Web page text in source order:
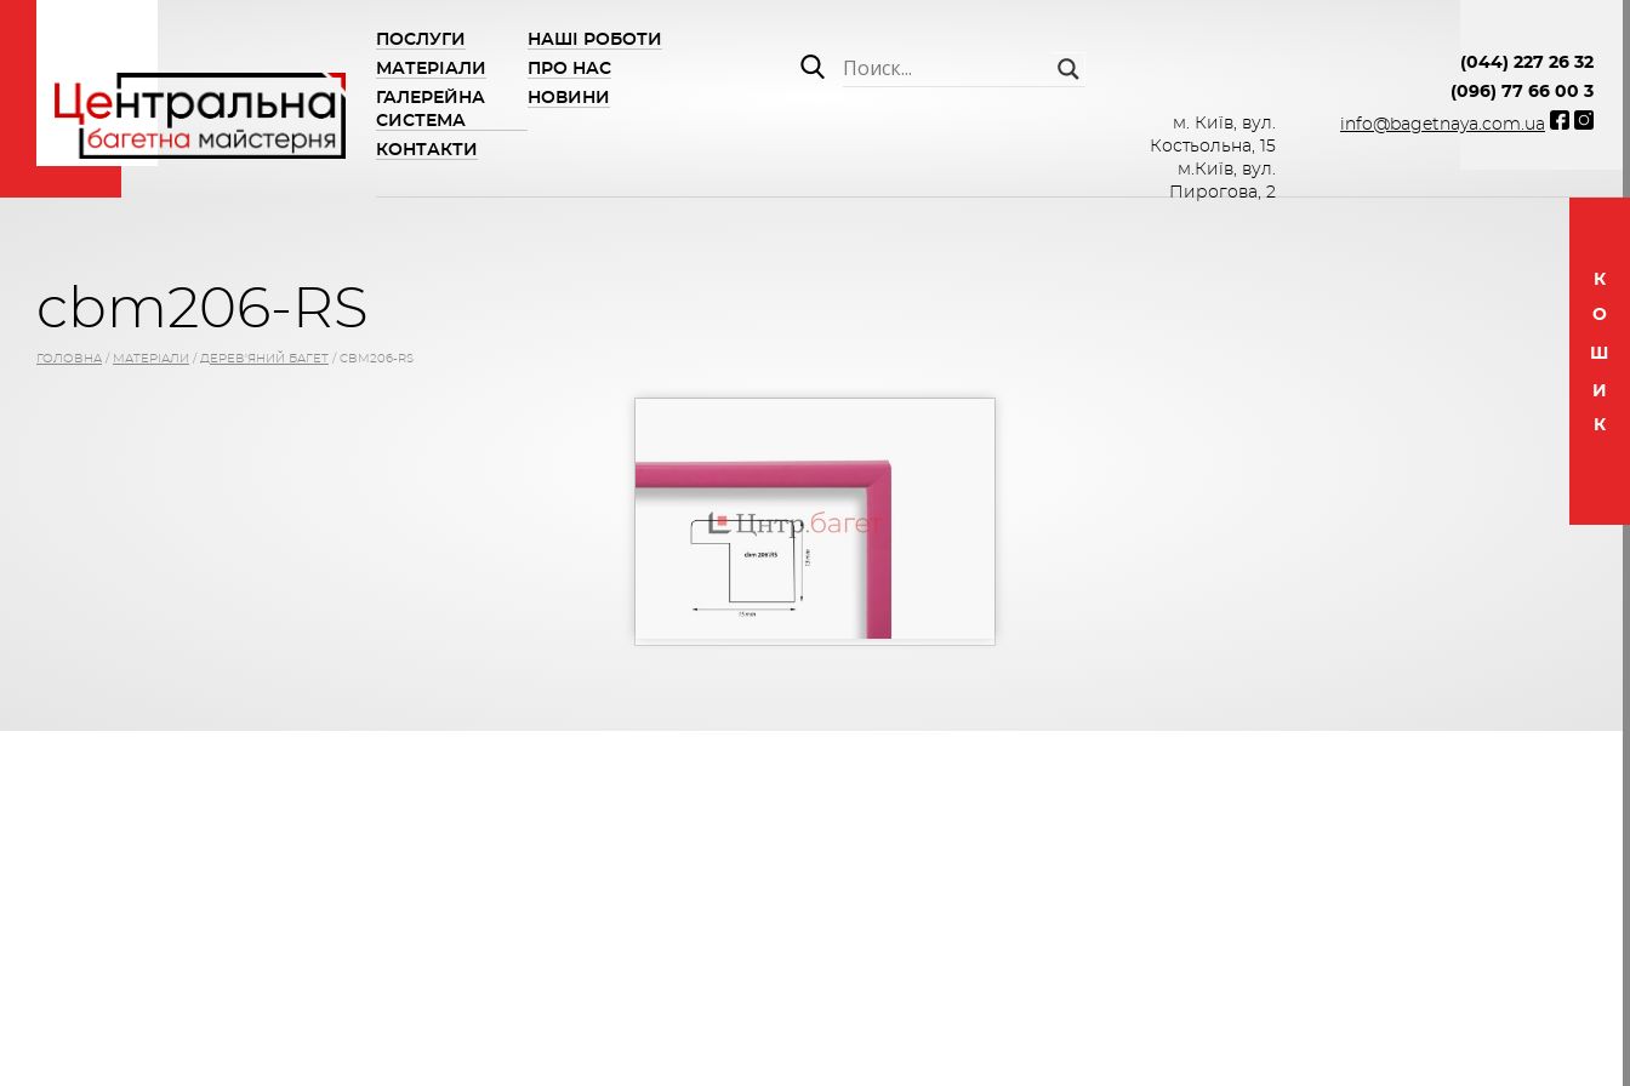
ПОСЛУГИ
НАШІ РОБОТИ
МАТЕРІАЛИ
ПРО НАС
ГАЛЕРЕЙНА
СИСТЕМА
НОВИНИ
КОНТАКТИ
м. Київ, вул.
Костьольна, 15
м.Київ, вул.
Пирогова, 2
(044) 227 26 32
(096) 77 66 00 3
info@bagetnaya.com.ua
cbm206-RS
ГОЛОВНА / МАТЕРІАЛИ / ДЕРЕВ'ЯНИЙ БАГЕТ / CBM206-RS
К
О
Ш
И
К